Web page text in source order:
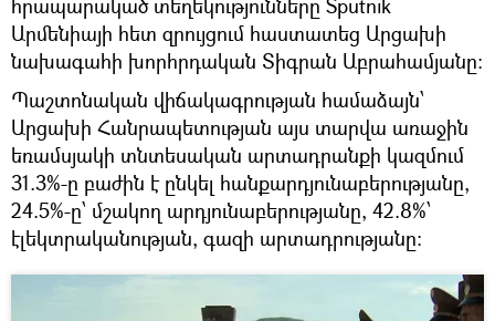
հրապարակած տեղեկությունները Sputnik
Արմենիայի հետ զրույցում հաստատեց Արցախի
նախագահի խորհրդական Տիգրան Աբրահամյանը:
Պաշտոնական վիճակագրության համաձայն՝
Արցախի Հանրապետության այս տարվա առաջին
եռամսյակի տնտեսական արտադրանքի կազմում
31.3%-ը բաժին է ընկել հանքարդյունաբերությանը,
24.5%-ը՝ մշակող արդյունաբերությանը, 42.8%՝
էլեկտրականության, գազի արտադրությանը: